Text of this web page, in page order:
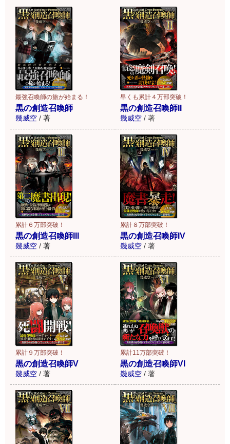
最強召喚師の旅が始まる！
黒の創造召喚師
幾威空 / 著
早くも累計４万部突破！
黒の創造召喚師II
幾威空 / 著
累計６万部突破！
黒の創造召喚師III
幾威空 / 著
累計８万部突破！
黒の創造召喚師IV
幾威空 / 著
累計９万部突破！
黒の創造召喚師V
幾威空 / 著
累計11万部突破！
黒の創造召喚師VI
幾威空 / 著